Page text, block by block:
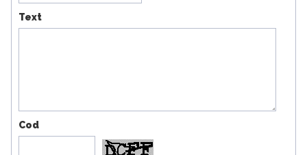
Text
Cod